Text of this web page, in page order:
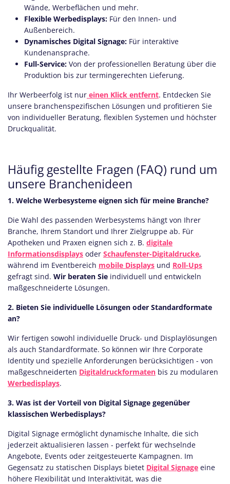
Wände, Werbeflächen und mehr.
Flexible Werbedisplays: Für den Innen- und
Außenbereich.
Dynamisches Digital Signage: Für interaktive
Kundenansprache.
Full-Service: Von der professionellen Beratung über die
Produktion bis zur termingerechten Lieferung.
Ihr Werbeerfolg ist nur einen Klick entfernt. Entdecken Sie
unsere branchenspezifischen Lösungen und profitieren Sie
von individueller Beratung, flexiblen Systemen und höchster
Druckqualität.
Häufig gestellte Fragen (FAQ) rund um
unsere Branchenideen
1. Welche Werbesysteme eignen sich für meine Branche?
Die Wahl des passenden Werbesystems hängt von Ihrer
Branche, Ihrem Standort und Ihrer Zielgruppe ab. Für
Apotheken und Praxen eignen sich z. B. digitale
Informationsdisplays oder Schaufenster-Digitaldrucke,
während im Eventbereich mobile Displays und Roll-Ups
gefragt sind. Wir beraten Sie individuell und entwickeln
maßgeschneiderte Lösungen.
2. Bieten Sie individuelle Lösungen oder Standardformate
an?
Wir fertigen sowohl individuelle Druck- und Displaylösungen
als auch Standardformate. So können wir Ihre Corporate
Identity und spezielle Anforderungen berücksichtigen - von
maßgeschneiderten Digitaldruckformaten bis zu modularen
Werbedisplays.
3. Was ist der Vorteil von Digital Signage gegenüber
klassischen Werbedisplays?
Digital Signage ermöglicht dynamische Inhalte, die sich
jederzeit aktualisieren lassen - perfekt für wechselnde
Angebote, Events oder zeitgesteuerte Kampagnen. Im
Gegensatz zu statischen Displays bietet Digital Signage eine
höhere Flexibilität und Interaktivität, was die